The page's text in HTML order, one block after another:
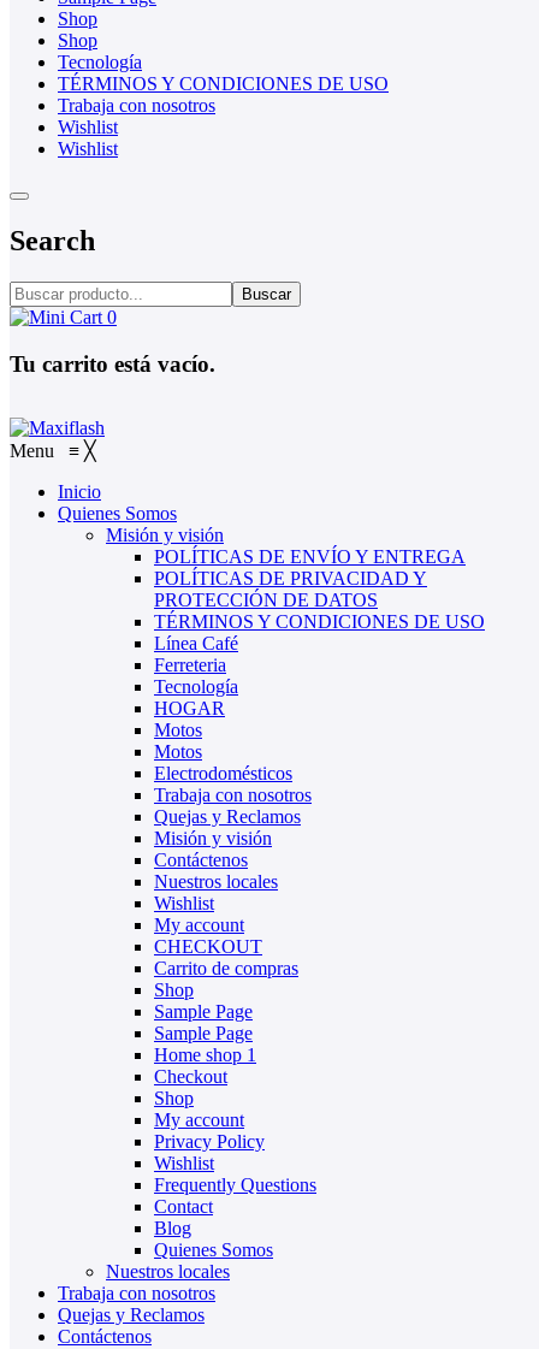
Shop
Shop
Tecnología
TÉRMINOS Y CONDICIONES DE USO
Trabaja con nosotros
Wishlist
Wishlist
Search
Buscar
0
Tu carrito está vacío.
Menu ≡ ╳
Inicio
Quienes Somos
Misión y visión
POLÍTICAS DE ENVÍO Y ENTREGA
POLÍTICAS DE PRIVACIDAD Y
PROTECCIÓN DE DATOS
TÉRMINOS Y CONDICIONES DE USO
Línea Café
Ferreteria
Tecnología
HOGAR
Motos
Motos
Electrodomésticos
Trabaja con nosotros
Quejas y Reclamos
Misión y visión
Contáctenos
Nuestros locales
Wishlist
My account
CHECKOUT
Carrito de compras
Shop
Sample Page
Sample Page
Home shop 1
Checkout
Shop
My account
Privacy Policy
Wishlist
Frequently Questions
Contact
Blog
Quienes Somos
Nuestros locales
Trabaja con nosotros
Quejas y Reclamos
Contáctenos